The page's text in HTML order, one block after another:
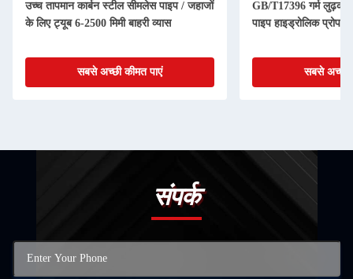
उच्च तापमान कार्बन स्टील सीमलेस पाइप / जहाजों
के लिए ट्यूब 6-2500 मिमी बाहरी व्यास
सबसे अच्छी कीमत पाएं
GB/T17396 गर्म
पाइप हाइड्रोलिक प्रोप
सबसे अच्छी
संपर्क